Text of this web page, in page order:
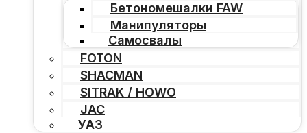
Бетономешалки FAW
Манипуляторы
Самосвалы
FOTON
SHACMAN
SITRAK / HOWO
JAC
УАЗ